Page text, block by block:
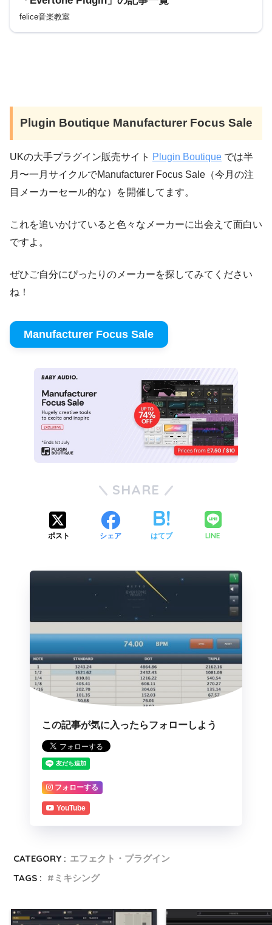
felice音楽教室
Plugin Boutique Manufacturer Focus Sale
UKの大手プラグイン販売サイト Plugin Boutique では半
月〜一月サイクルでManufacturer Focus Sale（今月の注
目メーカーセール的な）を開催してます。
これを追いかけていると色々なメーカーに出会えて面白い
ですよ。
ぜひご自分にぴったりのメーカーを探してみてください
ね！
Manufacturer Focus Sale
SHARE
ポスト シェア はてブ LINE
この記事が気に入ったらフォローしよう
フォローする
YouTube
CATEGORY : エフェクト・プラグイン
TAGS :
ミキシング